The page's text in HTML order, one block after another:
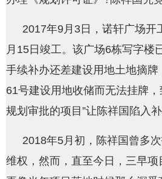
2017年9月3日，诺轩广场开
月15日竣工。该广场6栋写字楼
手续补办还差建设用地土地摘
61号建设用地收储而无法挂牌
规划审批的项目”让陈祥国陷入
2018年5月初，陈祥国曾多
维权，然而，直至今日，三早